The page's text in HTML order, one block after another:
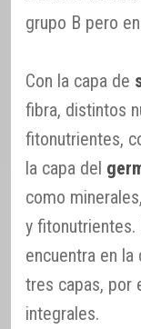
grupo B pero
Con la capa de
fibra, distintos
fitonutrientes,
la capa del
como
y
encuentra en
tres capas, por
integrales.